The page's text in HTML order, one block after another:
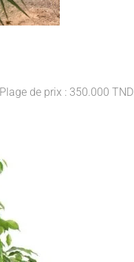
Plage de prix : 350.000 TND